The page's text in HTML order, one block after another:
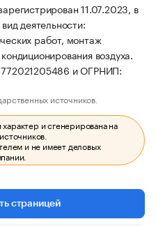
11.07.2023, в
деятельности:
работ, монтаж
воздуха.
и ОГРНИП:
источников.
и сгенерирована на
и не имеет деловых
страницей